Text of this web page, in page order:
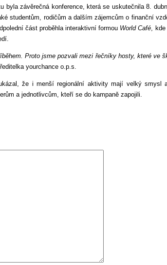
byla závěrečná konference, která se uskutečnila 8.
studentům, rodičům a dalším zájemcům o finanční
část proběhla interaktivní formou World Café ,
Proto jsme pozvali mezi řečníky hosty, které ve
yourchance o.p.s.
že i menší regionální aktivity mají velký smysl
a jednotlivcům, kteří se do kampaně zapojili.